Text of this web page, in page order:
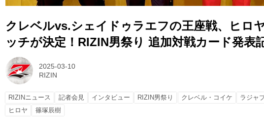
クレベルvs.シェイドゥラエフの王座戦、ヒロ
ッチが決定！RIZIN男祭り 追加対戦カード発表
2025-03-10
RIZIN
RIZINニュース 記者会見 インタビュー RIZIN男祭り クレベル・コイケ
ラジャ
ヒロヤ
篠塚辰樹